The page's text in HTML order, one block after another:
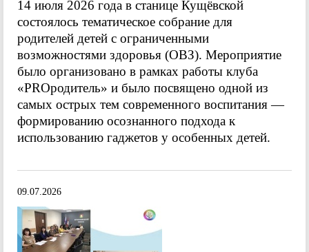
14 июля 2026 года в станице Кущёвской
состоялось тематическое собрание для
родителей детей с ограниченными
возможностями здоровья (ОВЗ). Мероприятие
было организовано в рамках работы клуба
«PROродитель» и было посвящено одной из
самых острых тем современного воспитания —
формированию осознанного подхода к
использованию гаджетов у особенных детей.
09.07.2026